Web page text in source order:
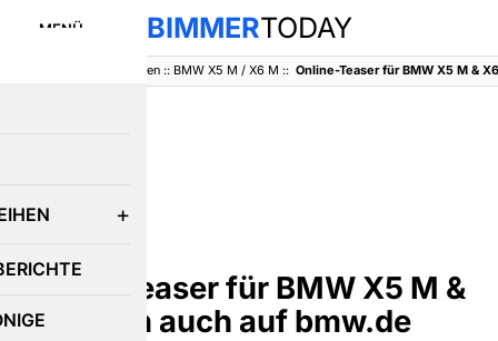
MENÜ BIMMERTODAY
Baureihen:: BMW X5 M / X6 M :: Online-Teaser für BMW X5 M &
Online-Teaser für BMW X5 M &
X6 M nun auch auf bmw.de